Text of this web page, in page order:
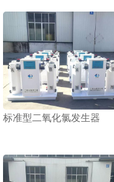
标准型二氧化氯发生器